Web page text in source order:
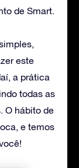
de Smart.
este
a prática
todas as
O hábito de
e temos